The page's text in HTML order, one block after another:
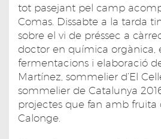
tot pasejant pel camp
Comas. Dissabte a la tarda
sobre el vi de préssec a
doctor en química orgànica,
fermentacions i elaboració
Martínez, sommelier d’El
sommelier de Catalunya
projectes que fan amb fruita
Calonge.